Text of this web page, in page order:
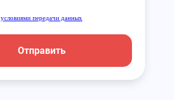
условиями передачи данных
Отправить